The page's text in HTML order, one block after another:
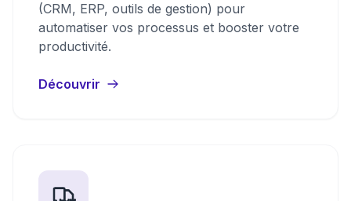
(CRM, ERP, outils de gestion) pour
automatiser vos processus et booster votre
productivité.
Découvrir